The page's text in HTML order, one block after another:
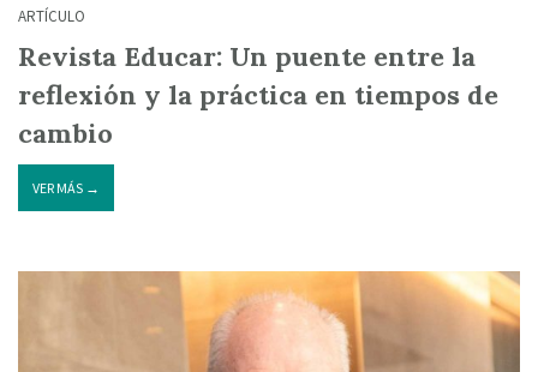
ARTÍCULO
Revista Educar: Un puente entre la
reflexión y la práctica en tiempos de
cambio
VER MÁS →